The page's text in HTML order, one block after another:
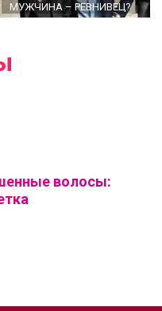
МУЖЧИНА – РЕВНИВЕЦ?
волосы: